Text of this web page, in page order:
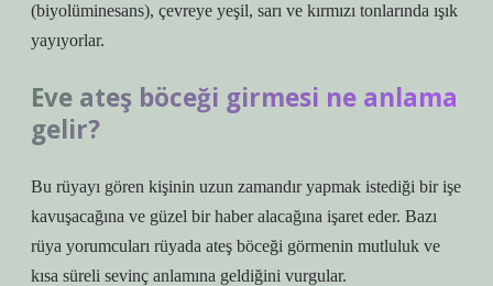
(biyolüminesans), çevreye yeşil, sarı ve kırmızı tonlarında ışık
yayıyorlar.
Eve ateş böceği girmesi ne anlama
gelir?
Bu rüyayı gören kişinin uzun zamandır yapmak istediği bir işe
kavuşacağına ve güzel bir haber alacağına işaret eder. Bazı
rüya yorumcuları rüyada ateş böceği görmenin mutluluk ve
kısa süreli sevinç anlamına geldiğini vurgular.